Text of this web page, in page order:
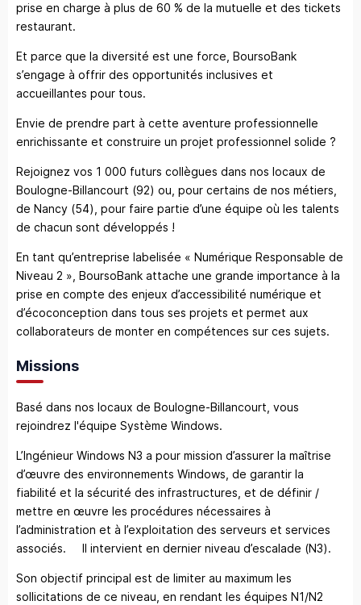
prise en charge à plus de 60 % de la mutuelle et des tickets
restaurant.
Et parce que la diversité est une force, BoursoBank
s’engage à offrir des opportunités inclusives et
accueillantes pour tous.
Envie de prendre part à cette aventure professionnelle
enrichissante et construire un projet professionnel solide ?
Rejoignez vos 1 000 futurs collègues dans nos locaux de
Boulogne-Billancourt (92) ou, pour certains de nos métiers,
de Nancy (54), pour faire partie d’une équipe où les talents
de chacun sont développés !
En tant qu’entreprise labelisée « Numérique Responsable de
Niveau 2 », BoursoBank attache une grande importance à la
prise en compte des enjeux d’accessibilité numérique et
d’écoconception dans tous ses projets et permet aux
collaborateurs de monter en compétences sur ces sujets.
Missions
Basé dans nos locaux de Boulogne-Billancourt, vous
rejoindrez l'équipe Système Windows.
L’Ingénieur Windows N3 a pour mission d’assurer la maîtrise
d’œuvre des environnements Windows, de garantir la
fiabilité et la sécurité des infrastructures, et de définir /
mettre en œuvre les procédures nécessaires à
l’administration et à l’exploitation des serveurs et services
associés. Il intervient en dernier niveau d’escalade (N3).
Son objectif principal est de limiter au maximum les
sollicitations de ce niveau, en rendant les équipes N1/N2